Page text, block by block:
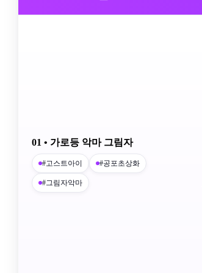
01 • 가로등 악마 그림자
#고스트아이 #공포초상화
#그림자악마